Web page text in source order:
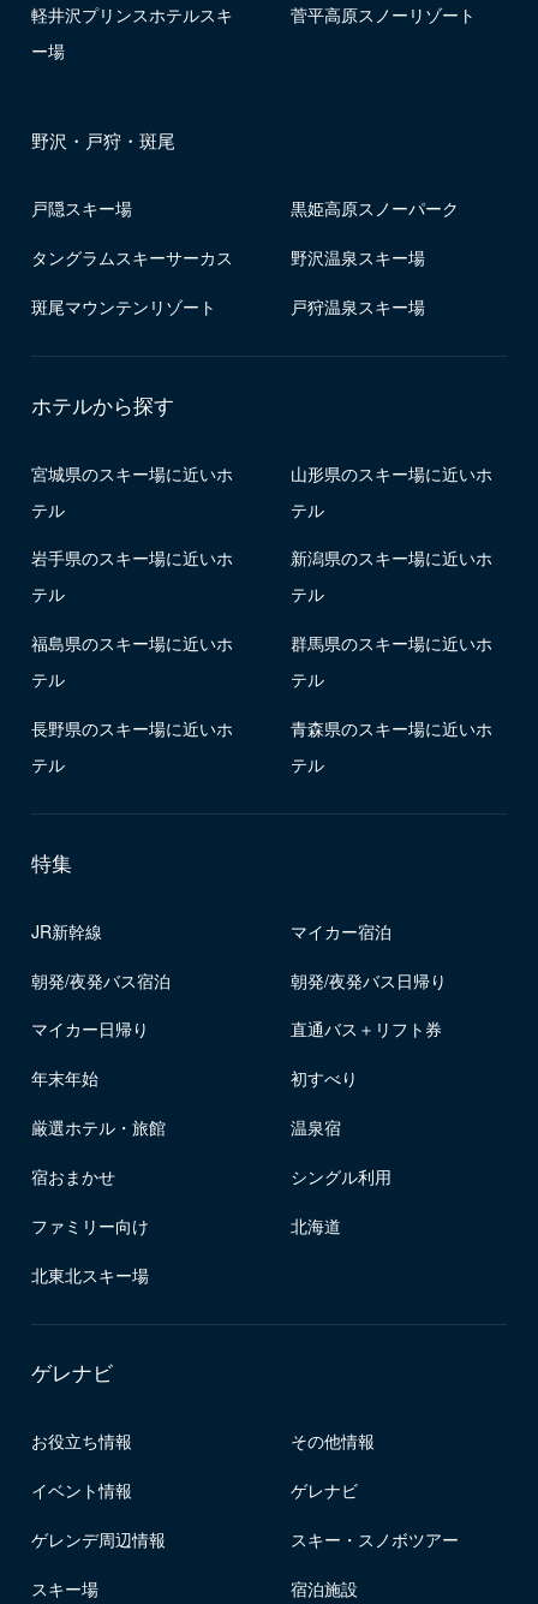
軽井沢プリンスホテルスキ
ー場
菅平高原スノーリゾート
野沢・戸狩・斑尾
戸隠スキー場 黒姫高原スノーパーク
タングラムスキーサーカス 野沢温泉スキー場
斑尾マウンテンリゾート 戸狩温泉スキー場
ホテルから探す
宮城県のスキー場に近いホ
テル
山形県のスキー場に近いホ
テル
岩手県のスキー場に近いホ
テル
新潟県のスキー場に近いホ
テル
福島県のスキー場に近いホ
テル
群馬県のスキー場に近いホ
テル
長野県のスキー場に近いホ
テル
青森県のスキー場に近いホ
テル
特集
JR新幹線 マイカー宿泊
朝発/夜発バス宿泊 朝発/夜発バス日帰り
マイカー日帰り 直通バス＋リフト券
年末年始 初すべり
厳選ホテル・旅館 温泉宿
宿おまかせ シングル利用
ファミリー向け 北海道
北東北スキー場
ゲレナビ
お役立ち情報 その他情報
イベント情報 ゲレナビ
ゲレンデ周辺情報 スキー・スノボツアー
スキー場 宿泊施設